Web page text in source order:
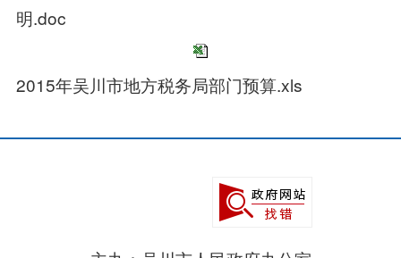
明.doc
2015年吴川市地方税务局部门预算.xls